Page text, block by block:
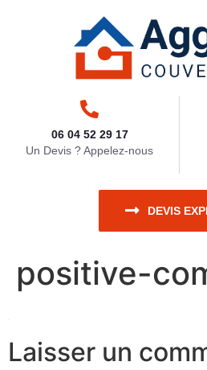
06 04 52 29 17
Un Devis ? Appelez-nous
DEVIS
positive-
Laisser un